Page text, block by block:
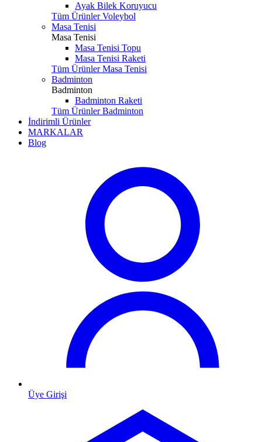
Ayak Bilek Koruyucu
Tüm Ürünler Voleybol
Masa Tenisi
Masa Tenisi
Masa Tenisi Topu
Masa Tenisi Raketi
Tüm Ürünler Masa Tenisi
Badminton
Badminton
Badminton Raketi
Tüm Ürünler Badminton
İndirimli Ürünler
MARKALAR
Blog
Üye Girişi